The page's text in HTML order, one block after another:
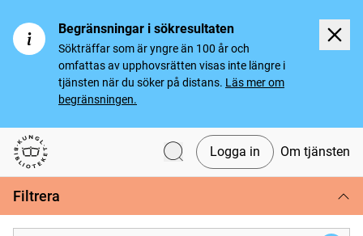
Begränsningar i sökresultaten
Sökträffar som är yngre än 100 år och
omfattas av upphovsrätten visas inte längre i
tjänsten när du söker på distans. Läs mer om
begränsningen.
Svenska tidningar
Logga in Om tjänsten
Filtrera